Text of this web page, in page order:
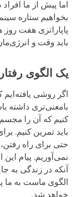
اما پیش از ما
بخواهیم ستاره
پاپاراتزی هفت روز
باید وقت و
یک الگوی
اگر روشی
بامعنی‌تری داشته
کنیم که آن را
باید تمرین کنیم.
حتی برای راه
نمی‌آوریم. پیام
آنکه در زندگی به
الگوی ماست به ما
خواهد شد.